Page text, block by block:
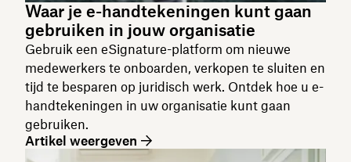
Waar je e-handtekeningen kunt gaan
gebruiken in jouw organisatie
Gebruik een eSignature-platform om nieuwe
medewerkers te onboarden, verkopen te sluiten en
tijd te besparen op juridisch werk. Ontdek hoe u e-
handtekeningen in uw organisatie kunt gaan
gebruiken.
Artikel weergeven